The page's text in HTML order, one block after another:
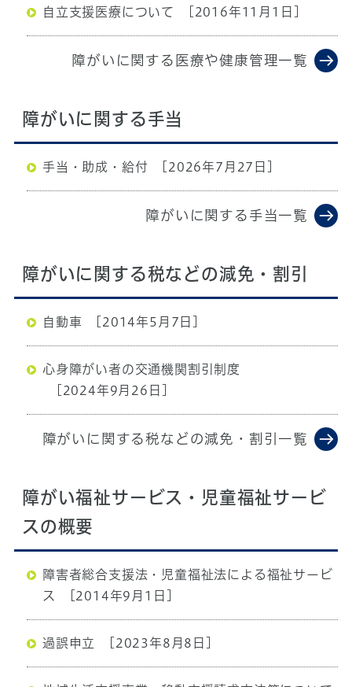
自立支援医療について [2016年11月1日]
障がいに関する医療や健康管理一覧
障がいに関する手当
手当・助成・給付 [2026年7月27日]
障がいに関する手当一覧
障がいに関する税などの減免・割引
自動車 [2014年5月7日]
心身障がい者の交通機関割引制度
[2024年9月26日]
障がいに関する税などの減免・割引一覧
障がい福祉サービス・児童福祉サービ
スの概要
障害者総合支援法・児童福祉法による福祉サービ
ス
[2014年9月1日]
過誤申立 [2023年8月8日]